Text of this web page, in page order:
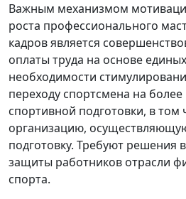
Важным механизмом
роста профессионального
кадров является
оплаты труда на основе
необходимости
переходу спортсмена на
спортивной подготовки, в том
организацию,
подготовку. Требуют решения
защиты работников отрасли
спорта.